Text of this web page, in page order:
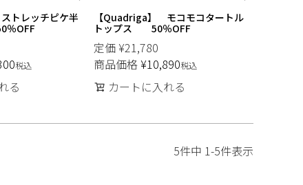
トレッチピケ半
％OFF
税込
る
【Quadriga】 モコモコタートル
トップス 50％OFF
定価 ¥21,780
商品価格 ¥10,890税込
カートに入れる
5件中 1-5件表示